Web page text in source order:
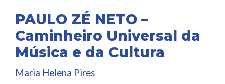
PAULO ZÉ NETO –
Caminheiro Universal da
Música e da Cultura
Maria Helena Pires